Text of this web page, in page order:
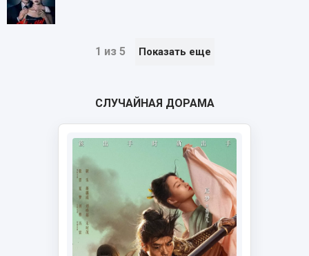
1 из 5 Показать еще
СЛУЧАЙНАЯ ДОРАМА